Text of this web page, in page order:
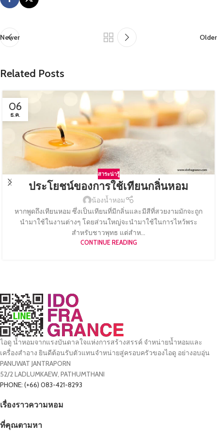
Newer Older
Related Posts
06
ธ.ค.
สาระน่ารู้
ประโยชน์ของการใช้เทียนกลิ่นหอม
น้องน้ำหอม
หากพูดถึงเทียนหอม ซึ่งเป็นเทียนที่มีกลิ่นและมีสีที่สวยงามมักจะถูก
นำมาใช้ในงานต่างๆ โดยส่วนใหญ่จะนำมาใช้ในการไหว้พระ
สำหรับชาวพุทธ แต่สำห...
CONTINUE READING
ไอดู น้ำหอมจากแรงบันดาลใจแห่งการสร้างสรรค์ จำหน่ายน้ำหอมและ
เครื่องสำอาง ยินดีต้อนรับตัวแทนจำหน่ายสู่ครอบครัวของไอดู อย่างอบอุ่น
PANUWAT JANTRAPORN
52/2 LADLUMKAEW, PATHUMTHANI
PHONE: (+66) 083-421-8293
เรื่องราวความหอม
ที่คุณตามหา